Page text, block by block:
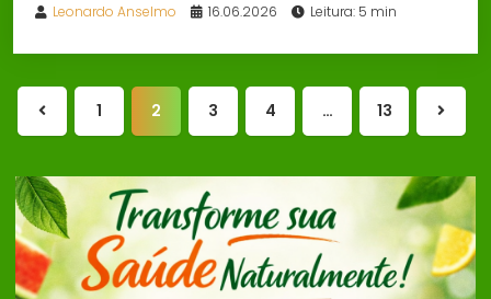
Leonardo Anselmo 16.06.2026 Leitura: 5 min
Página
1 2 3 4 … 13